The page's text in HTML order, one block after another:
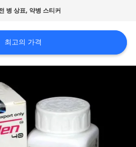
병 상표, 약병 스티커
최고의 가격